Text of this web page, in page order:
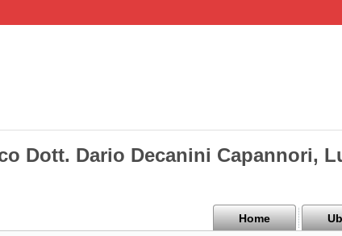
Dott. Dario Decanini Capannori,
Home